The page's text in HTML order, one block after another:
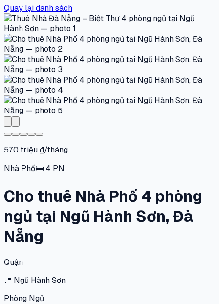
Quay lại danh sách
57.0 triệu ₫/tháng
Nhà Phố🛏 4 PN
Cho thuê Nhà Phố 4 phòng
ngủ tại Ngũ Hành Sơn, Đà
Nẵng
Quận
📍 Ngũ Hành Sơn
Phòng Ngủ